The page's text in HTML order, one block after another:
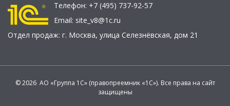
Телефон: +7 (495) 737-92-57
Email: site_v8@1c.ru
Отдел продаж: г. Москва, улица Селезнёвская, дом 21
© 2026 АО «Группа 1С» (правопреемник «1С»). Все права на сайт
защищены